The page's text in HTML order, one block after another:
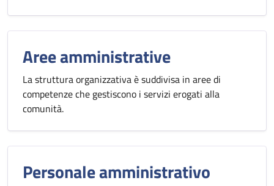
Aree amministrative
La struttura organizzativa è suddivisa in aree di
competenze che gestiscono i servizi erogati alla
comunità.
Personale amministrativo